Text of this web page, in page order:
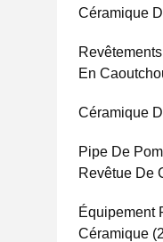
Céramique
En
Céramique
Pipe De
Revêtue De
Équipement
Céramique